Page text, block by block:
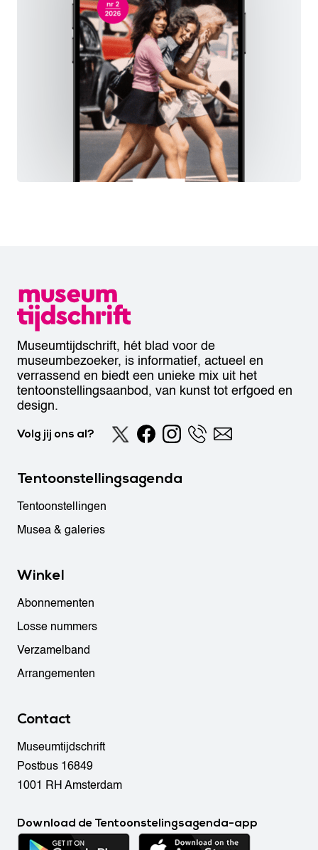
Museumtijdschrift, hét blad voor de
museumbezoeker, is informatief, actueel en
verrassend en biedt een unieke mix uit het
tentoonstellingsaanbod, van kunst tot erfgoed en
design.
Volg jij ons al?
Tentoonstellingsagenda
Tentoonstellingen
Musea & galeries
Winkel
Abonnementen
Losse nummers
Verzamelband
Arrangementen
Contact
Museumtijdschrift
Postbus 16849
1001 RH Amsterdam
Download de Tentoonstelingsagenda-app